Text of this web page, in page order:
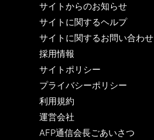
サイトからのお知らせ
サイトに関するヘルプ
サイトに関するお問い合わせ
採用情報
サイトポリシー
プライバシーポリシー
利用規約
運営会社
AFP通信会長ごあいさつ